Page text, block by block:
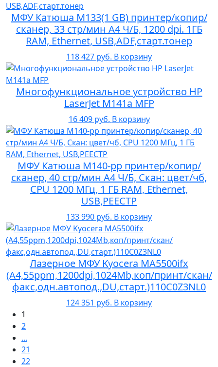
МФУ Катюша М133(1 GB) принтер/копир/
сканер, 33 стр/мин А4 Ч/Б, 1200 dpi. 1ГБ
RAM, Ethernet, USB,ADF,старт.тонер
118 427 руб. В корзину
Многофункциональное устройство HP
LaserJet M141a MFP
16 409 руб. В корзину
МФУ Катюша M140-pp принтер/копир/
сканер, 40 стр/мин А4 Ч/Б, Скан: цвет/чб,
CPU 1200 МГц, 1 ГБ RAM, Ethernet,
USB,РЕЕСТР
133 990 руб. В корзину
Лазерное МФУ Kyocera MA5500ifx
(А4,55ppm,1200dpi,1024Mb,коп/принт/скан/
факс,одн.автопод.,DU,старт.)110C0Z3NL0
124 351 руб. В корзину
1
2
...
21
22